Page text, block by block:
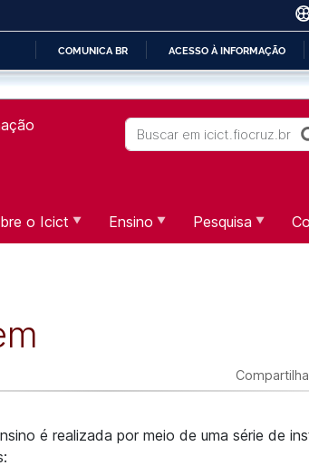
PARA
CONTEÚDO
COMUNICA BR ACESSO À INFORMAÇÃO
Buscar
o Icict Ensino Pesquisa
é realizada por meio de uma série de